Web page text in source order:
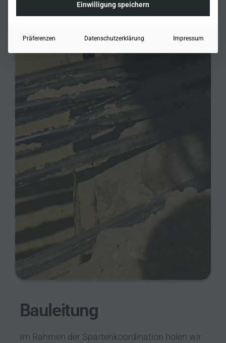
Bauleitung
Im Rahmen der Spartenkoordination holen wir
Einwilligung speichern
Präferenzen Datenschutzerklärung Impressum